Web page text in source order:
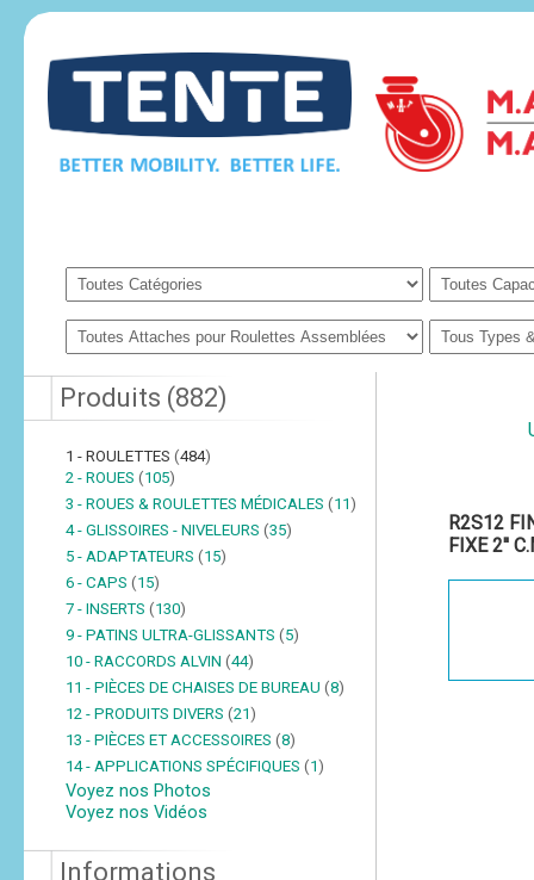
Produits (882)
1 - ROULETTES (484)
2 - ROUES (105)
3 - ROUES & ROULETTES MÉDICALES (11)
4 - GLISSOIRES - NIVELEURS (35)
5 - ADAPTATEURS (15)
6 - CAPS (15)
7 - INSERTS (130)
9 - PATINS ULTRA-GLISSANTS (5)
10 - RACCORDS ALVIN (44)
11 - PIÈCES DE CHAISES DE BUREAU (8)
12 - PRODUITS DIVERS (21)
13 - PIÈCES ET ACCESSOIRES (8)
14 - APPLICATIONS SPÉCIFIQUES (1)
Voyez nos Photos
Voyez nos Vidéos
Informations
R2S12
FIXE 2''